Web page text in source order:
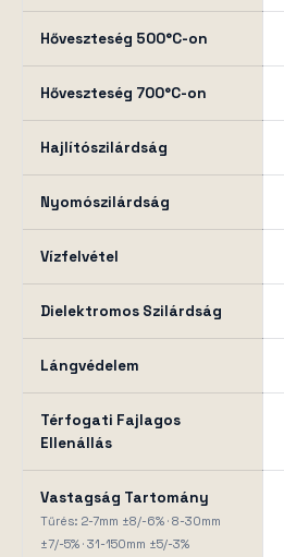
Hőveszteség 500°C-on
Hőveszteség 700°C-on
Hajlítószilárdság
Nyomószilárdság
Vízfelvétel
Dielektromos Szilárdság
Lángvédelem
Térfogati Fajlagos
Ellenállás
Vastagság Tartomány
Tűrés: 2-7mm ±8/-6% · 8-30mm
±7/-5% · 31-150mm ±5/-3%